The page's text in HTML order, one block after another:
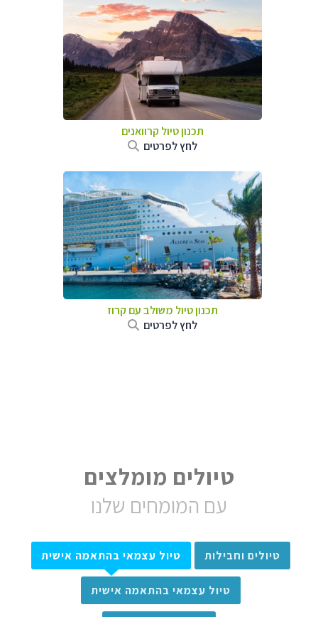
תכנון טיול קרוואנים
לחץ לפרטים
תכנון טיול משולב עם קרוז
לחץ לפרטים
טיולים מומלצים
עם המומחים שלנו
טיולים וחבילות טיול עצמאי בהתאמה אישית
טיול עצמאי בהתאמה אישית